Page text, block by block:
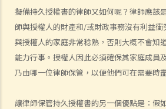
擬備持久授權書的律師又如何呢？律師應該
師與授權人的財產和/或財政事務沒有利益
與授權人的家庭非常稔熟，否則大概不會知
能力行事。授權人因此必須確保其家庭成員
乃由哪一位律師保管，以便他們可在需要時
讓律師保管持久授權書的另一個優點是：假
2. 受權人的權限、責任和法律責任
a. 權限
1. 我的一位律師朋友告訴我有關一種叫持久
神上失去行為能力時，有人照顧我的財政事
打點一切事務，對嗎？